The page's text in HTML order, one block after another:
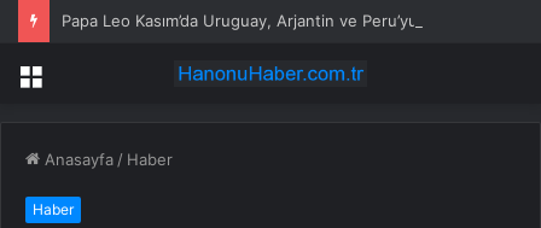
Menü
Anasayfa / Haber
Haber